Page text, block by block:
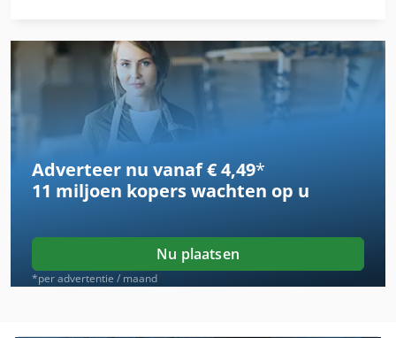
Boehringer Dus 560 Ti
Boehringer Vdf 25 M
Boog
Boor Bits
Bsa Bpk 190
Decker
Adverteer nu vanaf € 4,49*
11 miljoen koperswachten op u
Nu plaatsen
*per advertentie / maand